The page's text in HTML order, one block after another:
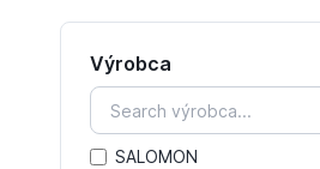
Výrobca
SALOMON